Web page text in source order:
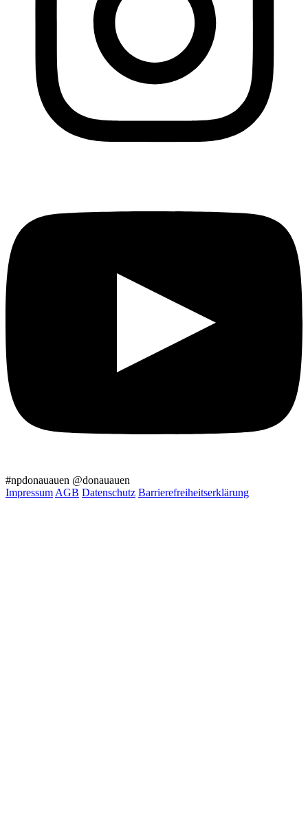
#npdonauauen @donauauen
Impressum AGB Datenschutz Barrierefreiheitserklärung